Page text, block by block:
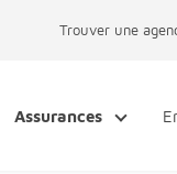
Trouver une
Assurances